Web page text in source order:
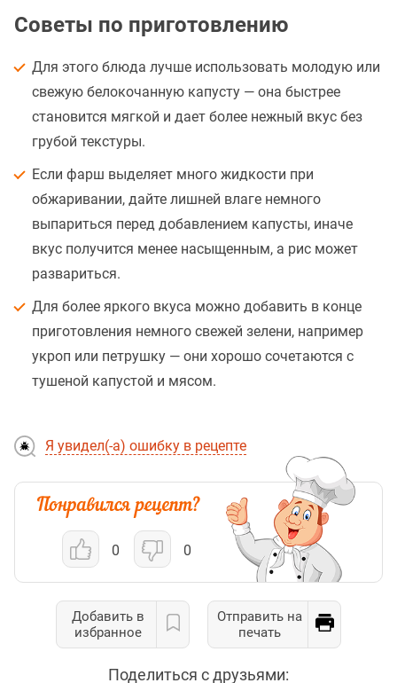
Советы по приготовлению
Для этого блюда лучше использовать молодую или
свежую белокочанную капусту — она быстрее
становится мягкой и дает более нежный вкус без
грубой текстуры.
Если фарш выделяет много жидкости при
обжаривании, дайте лишней влаге немного
выпариться перед добавлением капусты, иначе
вкус получится менее насыщенным, а рис может
развариться.
Для более яркого вкуса можно добавить в конце
приготовления немного свежей зелени, например
укроп или петрушку — они хорошо сочетаются с
тушеной капустой и мясом.
Я увидел(-а) ошибку в рецепте
0 0
Добавить в
избранное
Отправить на
печать
Поделиться с друзьями: